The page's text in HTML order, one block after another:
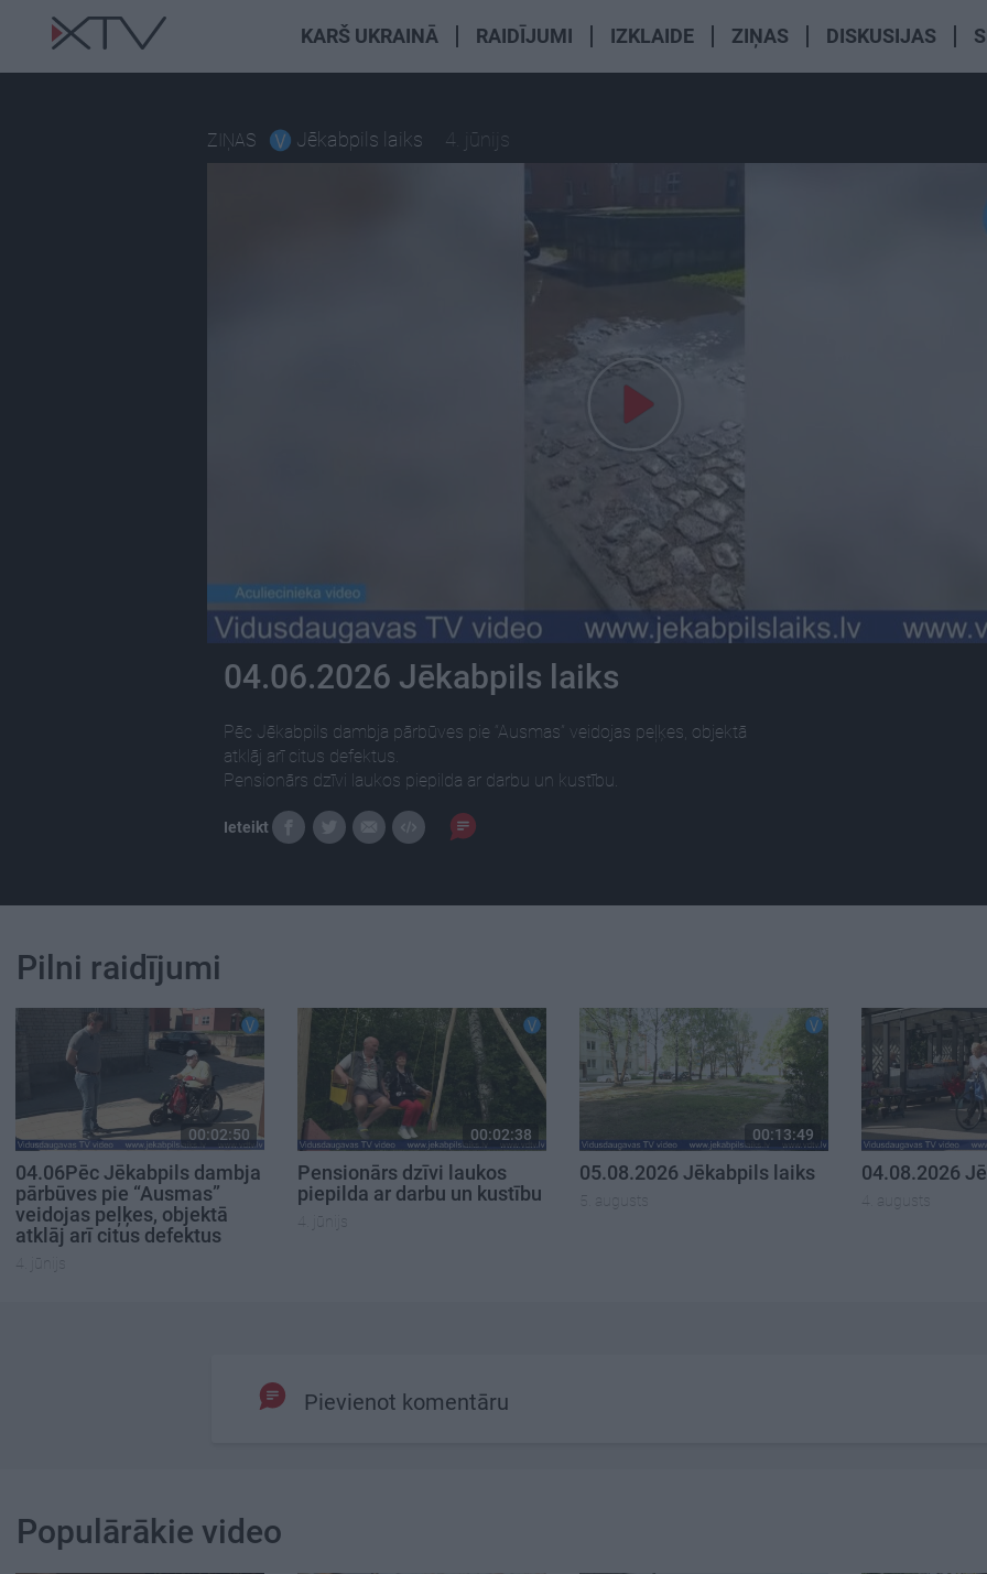
KARŠ UKRAINĀ RAIDĪJUMI IZKLAIDE ZIŅAS DISKUSIJAS
ZIŅAS Jēkabpils laiks 4. jūnijs
04.06.2026 Jēkabpils laiks
Pēc Jēkabpils dambja pārbūves pie “Ausmas” veidojas peļķes, objektā
atklāj arī citus defektus.
Pensionārs dzīvi laukos piepilda ar darbu un kustību.
Ieteikt
Pilni raidījumi
00:02:50
04.06Pēc Jēkabpils dambja
pārbūves pie “Ausmas”
veidojas peļķes, objektā
atklāj arī citus defektus
4. jūnijs
00:02:38
Pensionārs dzīvi laukos
piepilda ar darbu un kustību
4. jūnijs
00:13:49
05.08.2026 Jēkabpils laiks
5. augusts
04.08.2026
4. augusts
Pievienot komentāru
Populārākie video